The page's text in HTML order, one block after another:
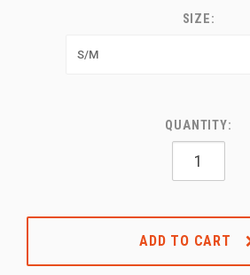
SIZE:
QUANTITY:
ADD TO CART